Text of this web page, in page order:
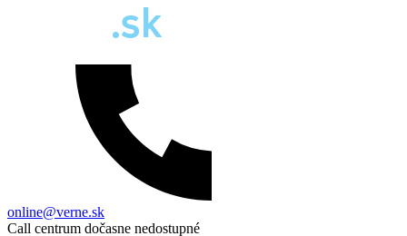
online@verne.sk
Call centrum dočasne nedostupné